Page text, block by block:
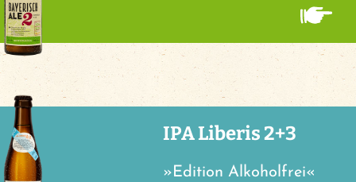
IPA Liberis 2+3
»Edition Alkoholfrei«